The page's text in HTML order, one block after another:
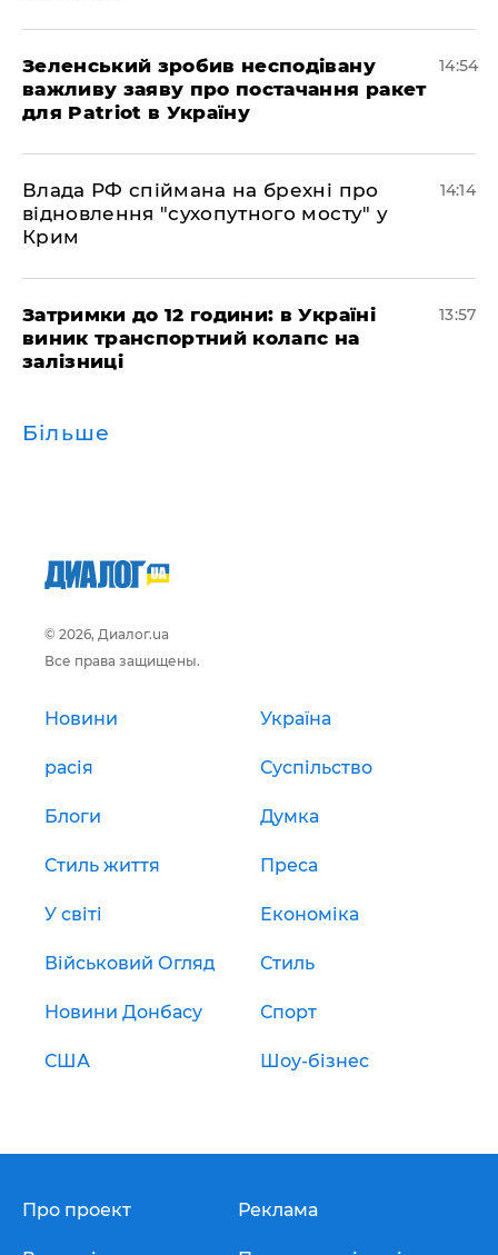
Зеленський зробив несподівану
важливу заяву про постачання ракет
для Patriot в Україну
14:54
Влада РФ спіймана на брехні про
відновлення "сухопутного мосту" у
Крим
14:14
Затримки до 12 години: в Україні
виник транспортний колапс на
залізниці
13:57
Більше
© 2026, Диалог.ua
Все права защищены.
Новини Україна
расія Суспільство
Блоги Думка
Стиль життя Преса
У світі Економіка
Військовий Огляд Стиль
Новини Донбасу Спорт
США Шоу-бізнес
Про проект Реклама